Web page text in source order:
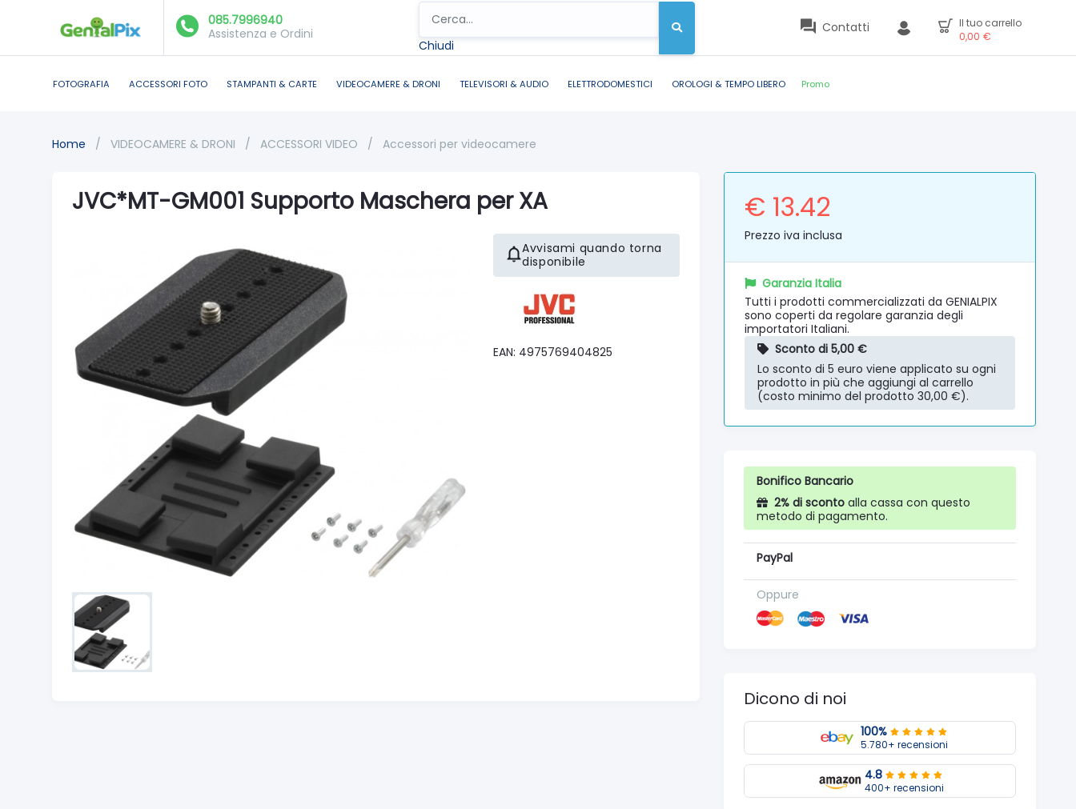
085.7996940
Assistenza e Ordini
Chiudi
Contatti
Il tuo carrello
0,00 €
FOTOGRAFIA ACCESSORI FOTO STAMPANTI & CARTE VIDEOCAMERE & DRONI TELEVISORI & AUDIO ELETTRODOMESTICI OROLOGI & TEMPO LIBERO Promo
Home / VIDEOCAMERE & DRONI / ACCESSORI VIDEO / Accessori per videocamere
JVC*MT-GM001 Supporto Maschera per XA
Avvisami quando torna
disponibile
EAN: 4975769404825
€ 13.42
Prezzo iva inclusa
Garanzia Italia
Tutti i prodotti commercializzati da GENIALPIX
sono coperti da regolare garanzia degli
importatori Italiani.
Sconto di 5,00 €
Lo sconto di 5 euro viene applicato su ogni
prodotto in più che aggiungi al carrello
(costo minimo del prodotto 30,00 €).
Bonifico Bancario
2% di sconto alla cassa con questo
metodo di pagamento.
PayPal
Oppure
Dicono di noi
100%
5.780+ recensioni
4.8
400+ recensioni